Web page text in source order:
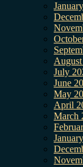
July
June
May
April
March